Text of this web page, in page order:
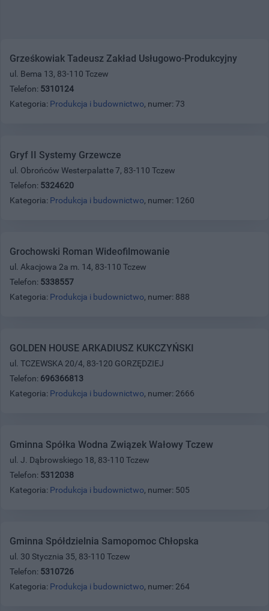
Grześkowiak Tadeusz Zakład Usługowo-Produkcyjny
ul. Bema 13, 83-110 Tczew
Telefon: 5310124
Kategoria: Produkcja i budownictwo, numer: 73
Gryf II Systemy Grzewcze
ul. Obrońców Westerpalatte 7, 83-110 Tczew
Telefon: 5324620
Kategoria: Produkcja i budownictwo, numer: 1260
Grochowski Roman Wideofilmowanie
ul. Akacjowa 2a m. 14, 83-110 Tczew
Telefon: 5338557
Kategoria: Produkcja i budownictwo, numer: 888
GOLDEN HOUSE ARKADIUSZ KUKCZYŃSKI
ul. TCZEWSKA 20/4, 83-120 GORZĘDZIEJ
Telefon: 696366813
Kategoria: Produkcja i budownictwo, numer: 2666
Gminna Spółka Wodna Związek Wałowy Tczew
ul. J. Dąbrowskiego 18, 83-110 Tczew
Telefon: 5312038
Kategoria: Produkcja i budownictwo, numer: 505
Gminna Spółdzielnia Samopomoc Chłopska
ul. 30 Stycznia 35, 83-110 Tczew
Telefon: 5310726
Kategoria: Produkcja i budownictwo, numer: 264